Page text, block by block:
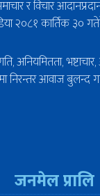
र विचार
२०८१ कार्तिक ३०
अनियमितता,
निरन्तर आवाज बुलन्द
जनमेल प्रालि